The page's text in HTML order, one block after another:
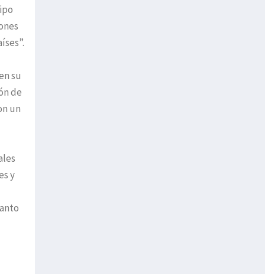
su
de
un
y